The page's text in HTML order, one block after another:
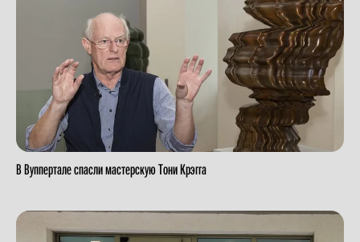
В Вуппертале спасли мастерскую Тони Крэгга